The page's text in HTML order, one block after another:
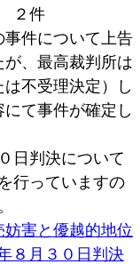
２件
件について上告
、最高裁判所は
不受理決定）し
て事件が確定し
日判決について
行っていますの
害と優越的地位
８月３０日判決